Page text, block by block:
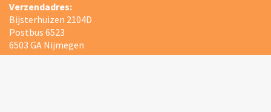
Verzendadres:
Bijsterhuizen 2104D
Postbus 6523
6503 GA Nijmegen